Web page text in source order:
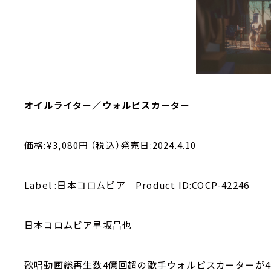
オイルライター／ウォルピスカーター
価格:¥3,080円 （税込）発売日:2024.4.10
Label :日本コロムビア Product ID:COCP-42246
日本コロムビア早坂昌也
歌唱動画総再生数4億回超の歌手ウォルピスカーターが